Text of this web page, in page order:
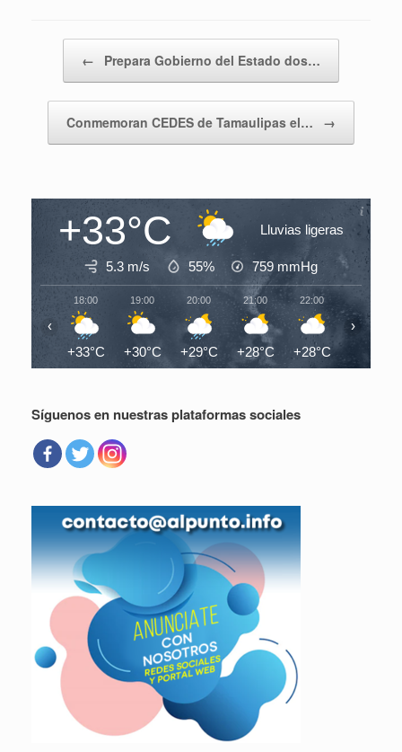
← Prepara Gobierno del Estado dos…
Conmemoran CEDES de Tamaulipas el… →
+33°C Lluvias ligeras
5.3 m/s 55% 759 mmHg
18:00
+33°C
19:00
+30°C
20:00
+29°C
21:00
+28°C
22:00
+28°C
‹ ›
Síguenos en nuestras plataformas sociales